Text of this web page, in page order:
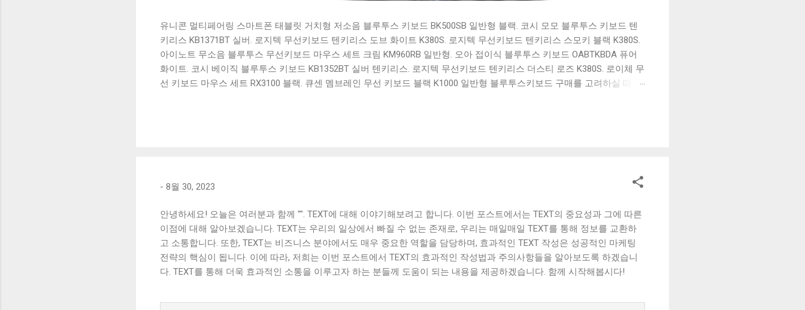
유니콘 멀티페어링 스마트폰 태블릿 거치형 저소음 블루투스 키보드 BK500SB 일반형 블랙. 코시 모모 블루투스 키보드 텐
키리스 KB1371BT 실버. 로지텍 무선키보드 텐키리스 도브 화이트 K380S. 로지텍 무선키보드 텐키리스 스모키 블랙 K380S.
아이노트 무소음 블루투스 무선키보드 마우스 세트 크림 KM960RB 일반형. 오아 접이식 블루투스 키보드 OABTKBDA 퓨어
화이트. 코시 베이직 블루투스 키보드 KB1352BT 실버 텐키리스. 로지텍 무선키보드 텐키리스 더스티 로즈 K380S. 로이체 무
선 키보드 마우스 세트 RX3100 블랙. 큐센 멤브레인 무선 키보드 블랙 K1000 일반형 블루투스키보드 구매를 고려하실 때, 추
- 8월 30, 2023
안녕하세요! 오늘은 여러분과 함께 "". TEXT에 대해 이야기해보려고 합니다. 이번 포스트에서는 TEXT의 중요성과 그에 따른
이점에 대해 알아보겠습니다. TEXT는 우리의 일상에서 빠질 수 없는 존재로, 우리는 매일매일 TEXT를 통해 정보를 교환하
고 소통합니다. 또한, TEXT는 비즈니스 분야에서도 매우 중요한 역할을 담당하며, 효과적인 TEXT 작성은 성공적인 마케팅
전략의 핵심이 됩니다. 이에 따라, 저희는 이번 포스트에서 TEXT의 효과적인 작성법과 주의사항들을 알아보도록 하겠습니
다. TEXT를 통해 더욱 효과적인 소통을 이루고자 하는 분들께 도움이 되는 내용을 제공하겠습니다. 함께 시작해봅시다!